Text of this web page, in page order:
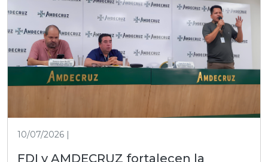
10/07/2026 |
FDI y AMDECRUZ fortalecen la